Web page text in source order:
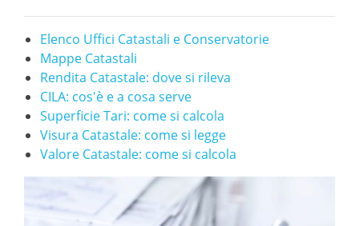
Elenco Uffici Catastali e Conservatorie
Mappe Catastali
Rendita Catastale: dove si rileva
CILA: cos'è e a cosa serve
Superficie Tari: come si calcola
Visura Catastale: come si legge
Valore Catastale: come si calcola